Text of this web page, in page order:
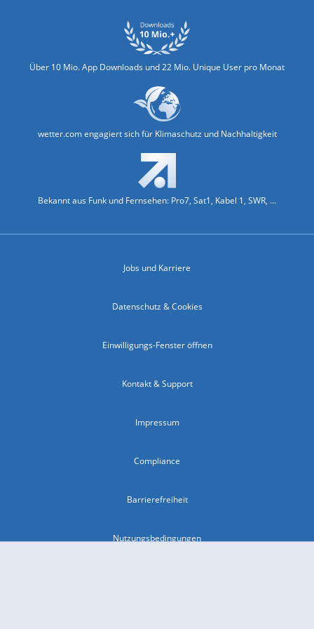
Über 10 Mio. App Downloads und 22 Mio. Unique User pro Monat
wetter.com engagiert sich für Klimaschutz und Nachhaltigkeit
Bekannt aus Funk und Fernsehen: Pro7, Sat1, Kabel 1, SWR, ...
Jobs und Karriere
Datenschutz & Cookies
Einwilligungs-Fenster öffnen
Kontakt & Support
Impressum
Compliance
Barrierefreiheit
Nutzungsbedingungen